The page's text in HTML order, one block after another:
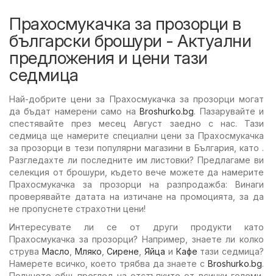
Прахосмукачка за прозорци в
български брошури - Актуални
предложения и цени тази
седмица
Най-добрите цени за Прахосмукачка за прозорци могат
да бъдат намерени само наBroshurko.bg. Пазарувайте и
спестявайте през месец Август заедно с нас. Тази
седмица ще намерите специални цени за Прахосмукачка
за прозорци в тези популярни магазини в България, като .
Разгледахте ли последните им листовки? Предлагаме ви
селекция от брошури, където вече можете да намерите
Прахосмукачка за прозорци на разпродажба: Винаги
проверявайте датата на изтичане на промоцията, за да
не пропуснете страхотни цени!
Интересувате ли се от други продукти като
Прахосмукачка за прозорци? Например, знаете ли колко
струва Масло Мляко ,Сирене Яйца и Кафе тази седмица?
Намерете всичко, което трябва да знаете с Broshurko.bg.